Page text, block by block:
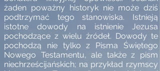
żaden poważny historyk nie może dziś
podtrzymać tego stanowiska. Istnieją
istotne dowody na istnienie Jezusa
pochodzące z wielu źródeł. Dowody te
pochodzą nie tylko z Pisma Świętego
Nowego Testamentu, ale także z pism
niechrześcijańskich; na przykład rzymscy